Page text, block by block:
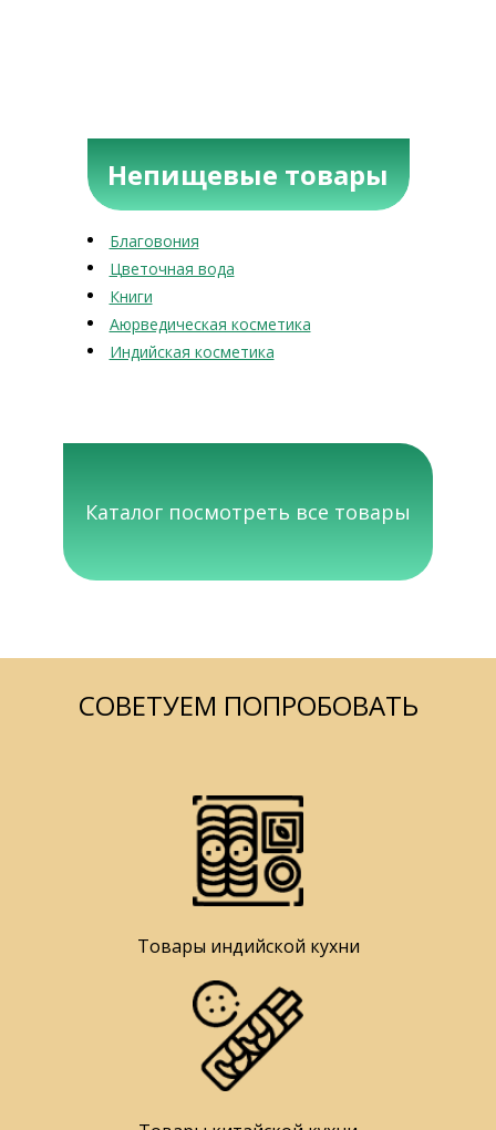
Непищевые товары
Благовония
Цветочная вода
Книги
Аюрведическая косметика
Индийская косметика
Каталог посмотреть все товары
СОВЕТУЕМ ПОПРОБОВАТЬ
Товары индийской кухни